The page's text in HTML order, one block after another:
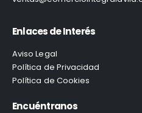
Enlaces de Interés
Aviso Legal
Política de Privacidad
Política de Cookies
Encuéntranos